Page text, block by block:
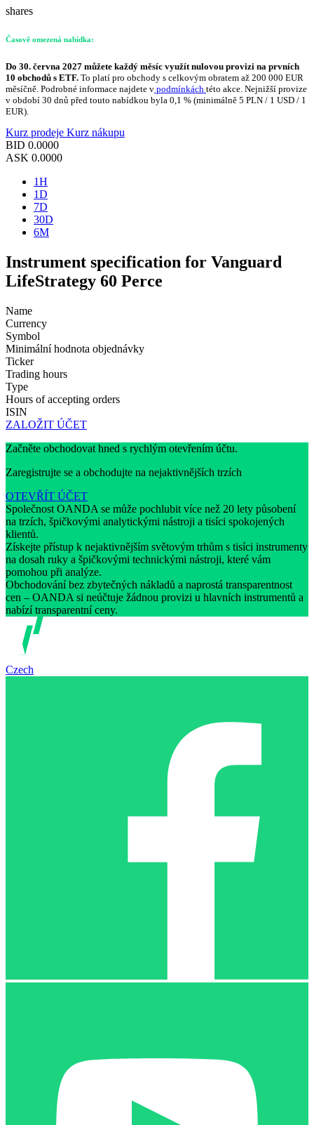
shares
Časově omezená nabídka:
Do 30. června 2027 můžete každý měsíc využít nulovou provizi na prvních
10 obchodů s ETF. To platí pro obchody s celkovým obratem až 200 000 EUR
měsíčně. Podrobné informace najdete v podmínkách této akce. Nejnižší provize
v období 30 dnů před touto nabídkou byla 0,1 % (minimálně 5 PLN / 1 USD / 1
EUR).
Kurz prodeje Kurz nákupu
BID 0.0000
ASK 0.0000
1H
1D
7D
30D
6M
Instrument specification for Vanguard
LifeStrategy 60 Perce
Name
Currency
Symbol
Minimální hodnota objednávky
Ticker
Trading hours
Type
Hours of accepting orders
ISIN
ZALOŽIT ÚČET
Začněte obchodovat hned s rychlým otevřením účtu.
Zaregistrujte se a obchodujte na nejaktivnějších trzích
OTEVŘÍT ÚČET
Společnost OANDA se může pochlubit více než 20 lety působení
na trzích, špičkovými analytickými nástroji a tisíci spokojených
klientů.
Získejte přístup k nejaktivnějším světovým trhům s tisíci instrumenty
na dosah ruky a špičkovými technickými nástroji, které vám
pomohou při analýze.
Obchodování bez zbytečných nákladů a naprostá transparentnost
cen – OANDA si neúčtuje žádnou provizi u hlavních instrumentů a
nabízí transparentní ceny.
Czech